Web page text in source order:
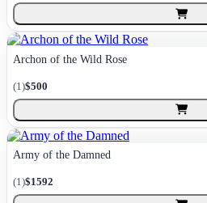
Archon of the Wild Rose
(1)$500
Army of the Damned
(1)$1592